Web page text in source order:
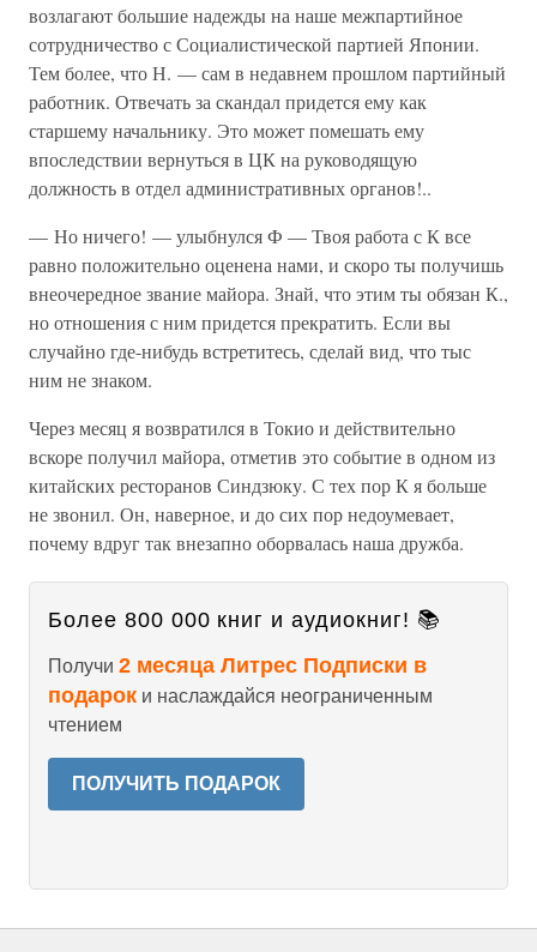
возлагают большие надежды на наше межпартийное
сотрудничество с Социалистической партией Японии.
Тем более, что Н. — сам в недавнем прошлом партийный
работник. Отвечать за скандал придется ему как
старшему начальнику. Это может помешать ему
впоследствии вернуться в ЦК на руководящую
должность в отдел административных органов!..
— Но ничего! — улыбнулся Ф — Твоя работа с К все
равно положительно оценена нами, и скоро ты получишь
внеочередное звание майора. Знай, что этим ты обязан К.,
но отношения с ним придется прекратить. Если вы
случайно где-нибудь встретитесь, сделай вид, что тыс
ним не знаком.
Через месяц я возвратился в Токио и действительно
вскоре получил майора, отметив это событие в одном из
китайских ресторанов Синдзюку. С тех пор К я больше
не звонил. Он, наверное, и до сих пор недоумевает,
почему вдруг так внезапно оборвалась наша дружба.
Более 800 000 книг и аудиокниг! 📚
Получи 2 месяца Литрес Подписки в
подарок и наслаждайся неограниченным
чтением
ПОЛУЧИТЬ ПОДАРОК